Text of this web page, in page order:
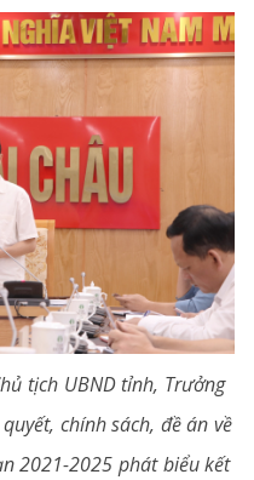
tịch UBND tỉnh, Trưởng
chính sách, đề án về
2021-2025 phát biểu kết